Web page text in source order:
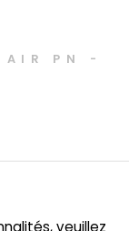
AIR PN
-
veuillez